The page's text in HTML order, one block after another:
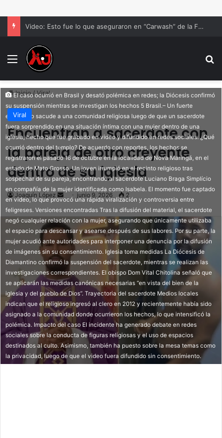
Video: Esto fue lo que aseguraron en “Carwash” de la Fronteriza
Menu
Inicio / Viral
Viral
Encuentran a sacerdote con
la pareja de otro creyente
dentro de su iglesia
Joaquín López
Send
email
junio 9, 2026 2
El caso ocurrió en Brasil y desató polémica en redes; la Diócesis confirmó
su suspensión mientras se investigan los hechos 5 Brasil.– Un fuerte
escándalo sacude a una comunidad religiosa luego de que un sacerdote
fuera sorprendido en una situación íntima con una mujer dentro de una
iglesia, hecho que fue grabado en video y difundido en redes sociales. ¿Qué
ocurrió dentro del templo? De acuerdo con reportes, los hechos se
registraron el pasado 16 de octubre en la localidad de Nova Maringá, en el
estado de Mato Grosso. Un joven irrumpió en el recinto religioso tras
sospechar de su pareja, encontrando al sacerdote Luciano Braga Simplício
en compañía de la mujer identificada como Isabela. El momento fue captado
en video, lo que provocó una rápida viralización y controversia entre
feligreses. Versiones encontradas Tras la difusión del material, el sacerdote
negó cualquier relación con la mujer, asegurando que únicamente utilizaba
el espacio para descansar y asearse después de sus labores. Por su parte, la
mujer acudió ante autoridades para interponer una denuncia por la difusión
de imágenes sin su consentimiento. Iglesia toma medidas La Diócesis de
Diamantino confirmó la suspensión del sacerdote, mientras se realizan las
investigaciones correspondientes. El obispo Dom Vital Chitolina señaló que
se aplicarán las medidas canónicas necesarias “en vista del bien de la
iglesia y del pueblo de Dios”. Trayectoria del sacerdote Medios locales
indican que el religioso ingresó al clero en 2012 y recientemente había sido
asignado a la comunidad donde ocurrieron los hechos, lo que intensificó la
polémica. Impacto del caso El incidente ha generado debate en redes
sociales sobre la conducta de figuras religiosas y el uso de espacios
destinados al culto. Asimismo, también ha puesto sobre la mesa temas como
la privacidad, luego de que el video fuera difundido sin consentimiento.